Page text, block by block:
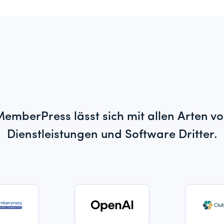
lässt sich mit allen Arten
Dienstleistungen und Software Dritter.